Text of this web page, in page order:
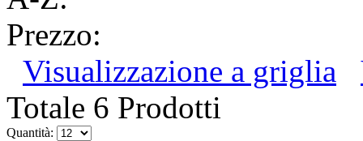
Prezzo:
Visualizzazione a griglia
Totale 6 Prodotti
Quantità: